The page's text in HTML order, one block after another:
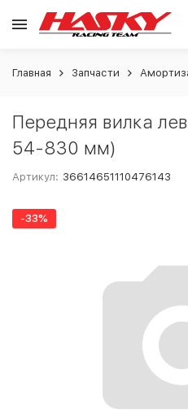
Главная Запчасти
Передняя вилка
54-830 мм)
Артикул: 36614651110476143
-33%